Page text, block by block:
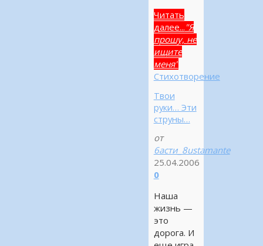
Читать
далее... "Я
прошу, не
ищите
меня"
Стихотворение
Твои
руки… Эти
струны…
от
6асти_8ustamante
25.04.2006
0
Наша
жизнь —
это
дорога. И